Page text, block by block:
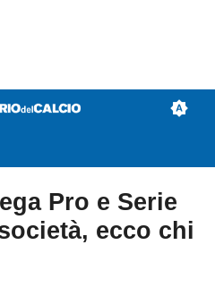
Pro e Serie
ecco chi